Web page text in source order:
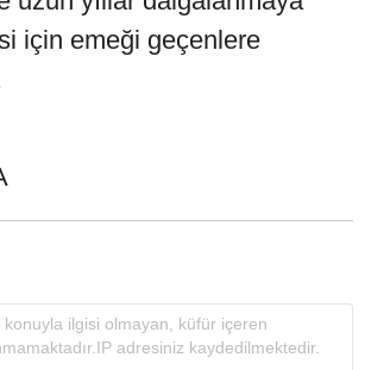
için emeği geçenlere